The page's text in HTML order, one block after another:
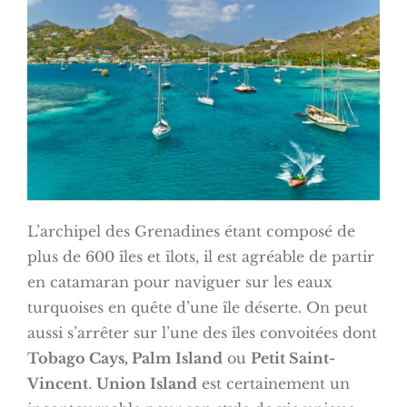
L’archipel des Grenadines étant composé de
plus de 600 îles et îlots, il est agréable de partir
en catamaran pour naviguer sur les eaux
turquoises en quête d’une île déserte. On peut
aussi s’arrêter sur l’une des îles convoitées dont
Tobago Cays, Palm Island ou Petit Saint-
Vincent. Union Island est certainement un